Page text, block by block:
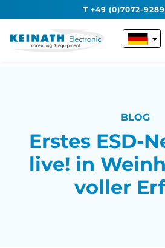
T +49 (0)7072-
BLOG
Erstes ESD-
live! in
voller